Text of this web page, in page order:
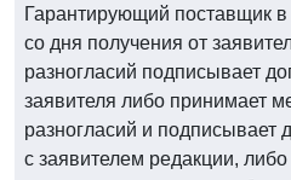
Гарантирующий поставщик
со дня получения от
разногласий подписывает
заявителя либо принимает
разногласий и подписывает
с заявителем редакции,